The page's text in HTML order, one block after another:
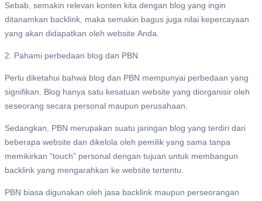
Sebab, semakin relevan konten kita dengan blog yang ingin
ditanamkan backlink, maka semakin bagus juga nilai kepercayaan
yang akan didapatkan oleh website Anda.
2. Pahami perbedaan blog dan PBN
Perlu diketahui bahwa blog dan PBN mempunyai perbedaan yang
signifikan. Blog hanya satu kesatuan website yang diorganisir oleh
seseorang secara personal maupun perusahaan.
Sedangkan, PBN merupakan suatu jaringan blog yang terdiri dari
beberapa website dan dikelola oleh pemilik yang sama tanpa
memikirkan “touch” personal dengan tujuan untuk membangun
backlink yang mengarahkan ke website tertentu.
PBN biasa digunakan oleh jasa backlink maupun perseorangan